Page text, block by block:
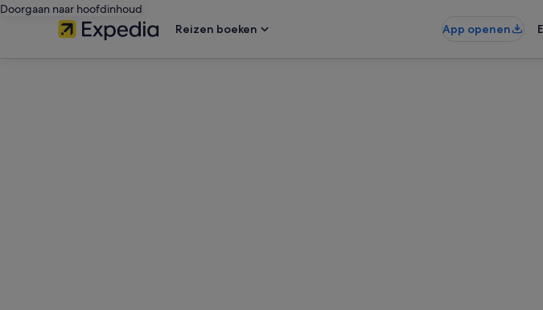
Doorgaan naar hoofdinhoud
Reizen boeken
App openen